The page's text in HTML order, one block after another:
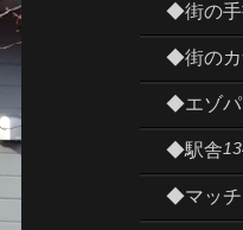
◆街の手
◆街のカ
◆エゾパ
◆駅舎
◆マッチ